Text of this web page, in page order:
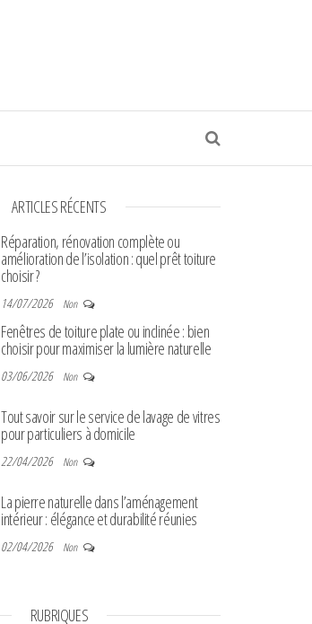
ARTICLES RÉCENTS
Réparation, rénovation complète ou
amélioration de l’isolation : quel prêt toiture
choisir ?
14/07/2026 Non
Fenêtres de toiture plate ou inclinée : bien
choisir pour maximiser la lumière naturelle
03/06/2026 Non
Tout savoir sur le service de lavage de vitres
pour particuliers à domicile
22/04/2026 Non
La pierre naturelle dans l’aménagement
intérieur : élégance et durabilité réunies
02/04/2026 Non
RUBRIQUES